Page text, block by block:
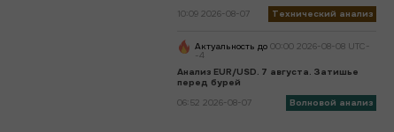
10:09 2026-08-07
Технический анализ
Актуальность до 00:00 2026-08-08 UTC-
-4
Анализ EUR/USD. 7 августа. Затишье
перед бурей
06:52 2026-08-07
Волновой анализ